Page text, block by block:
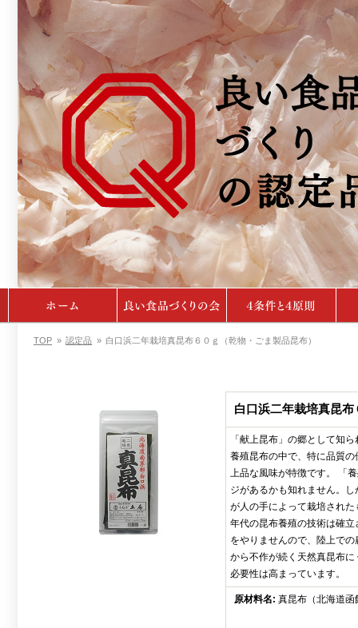
TOP » 認定品 » 白口浜二年栽培真昆布６０ｇ（乾物・ごま製品昆布）
白口浜二年栽培真昆布
「献上昆布」の郷として知
養殖昆布の中で、特に品質
上品な風味が特徴です。 「
ジがあるかも知れません。
が人の手によって栽培され
年代の昆布養殖の技術は確
をやりませんので、陸上で
から不作が続く天然真昆布
必要性は高まっています。
原材料名: 真昆布（北海道